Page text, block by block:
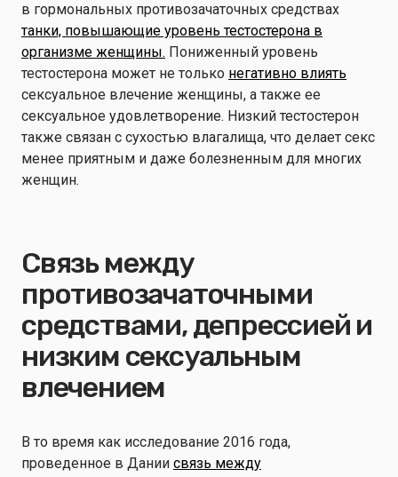
в гормональных противозачаточных средствах
танки, повышающие уровень тестостерона в
организме женщины. Пониженный уровень
тестостерона может не только негативно влиять
сексуальное влечение женщины, а также ее
сексуальное удовлетворение. Низкий тестостерон
также связан с сухостью влагалища, что делает секс
менее приятным и даже болезненным для многих
женщин.
Связь между
противозачаточными
средствами, депрессией и
низким сексуальным
влечением
В то время как исследование 2016 года,
проведенное в Дании связь между